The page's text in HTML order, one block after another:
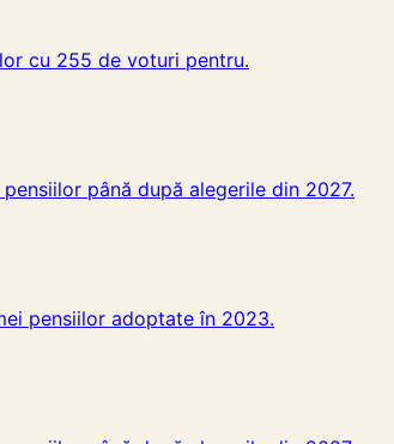
cu 255 de voturi pentru.
până după alegerile din 2027.
pensiilor adoptate în 2023.